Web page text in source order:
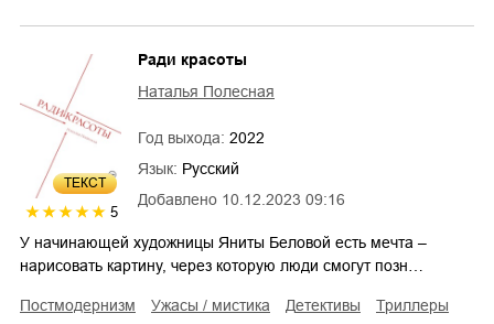
ТЕКСТ
5
Добавлено 10.12.2023 09:16
Ради красоты
Наталья Полесная
Год выхода: 2022
Язык: Русский
У начинающей художницы Яниты Беловой есть мечта –
нарисовать картину, через которую люди смогут позн…
постмодернизм ужасы / мистика детективы
триллеры